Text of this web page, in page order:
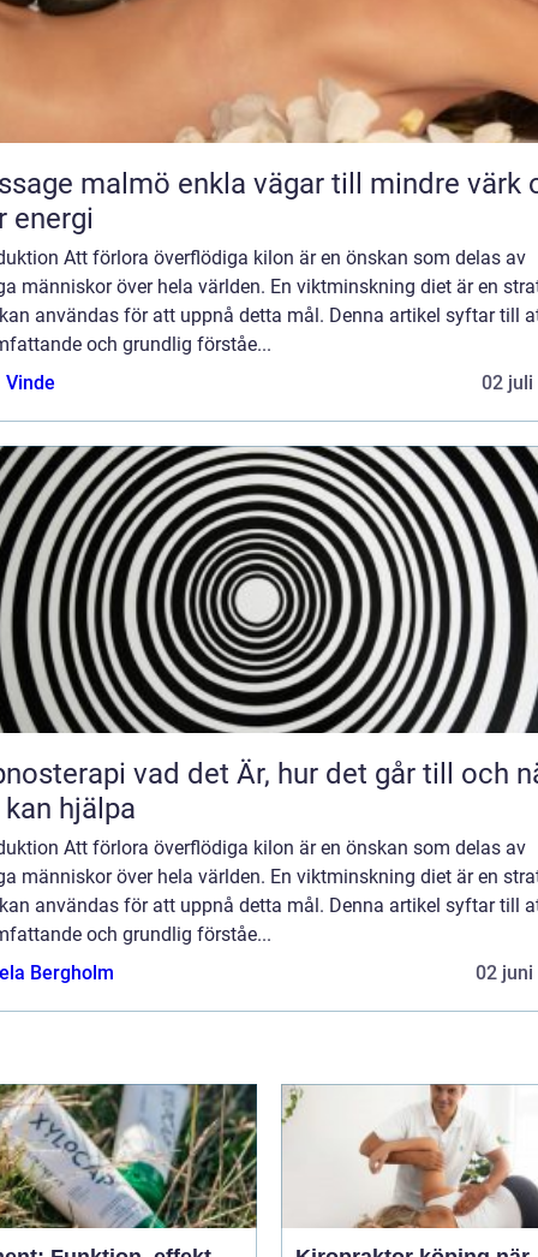
enkla vägar till mindre värk och
energi
Att förlora överflödiga kilon är en önskan som delas av
människor över hela världen. En viktminskning diet är en
användas för att uppnå detta mål. Denna artikel syftar till
och grundlig förståe...
Vinde
02 juli
det Är, hur det går till och när
hjälpa
Att förlora överflödiga kilon är en önskan som delas av
människor över hela världen. En viktminskning diet är en
användas för att uppnå detta mål. Denna artikel syftar till
och grundlig förståe...
Bergholm
02 juni